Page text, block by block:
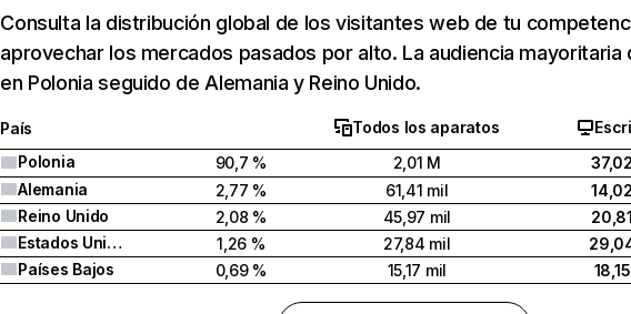
Consulta la distribución global de los visitantes web de tu
aprovechar los mercados pasados por alto. La audiencia mayoritaria
en Polonia seguido de Alemania y Reino Unido.
País Todos los aparatos
Polonia
90,7 % 2,01 M
Alemania
2,77 % 61,41 mil
Reino Unido
2,08 % 45,97 mil
Estados Unidos
1,26 % 27,84 mil
Países Bajos
0,69 % 15,17 mil